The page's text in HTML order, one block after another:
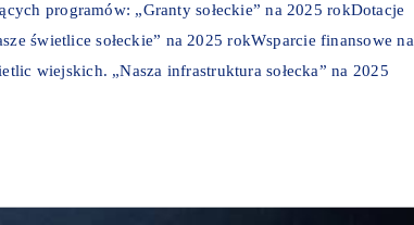
programów: „Granty sołeckie” na 2025 rokDotacje
świetlice sołeckie” na 2025 rokWsparcie finansowe na
wiejskich. „Nasza infrastruktura sołecka” na 2025